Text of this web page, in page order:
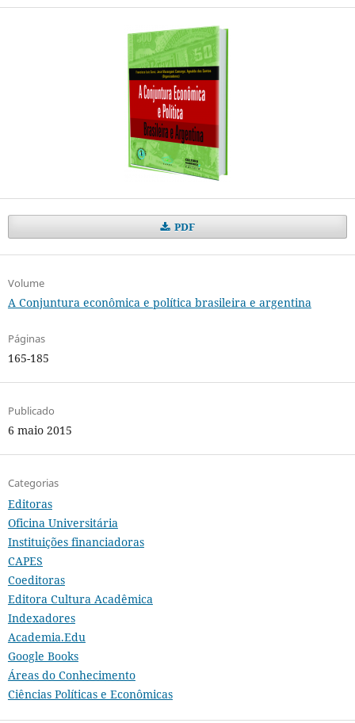
PDF
Volume
A Conjuntura econômica e política brasileira e argentina
Páginas
165-185
Publicado
6 maio 2015
Categorias
Editoras
Oficina Universitária
Instituições financiadoras
CAPES
Coeditoras
Editora Cultura Acadêmica
Indexadores
Academia.Edu
Google Books
Áreas do Conhecimento
Ciências Políticas e Econômicas